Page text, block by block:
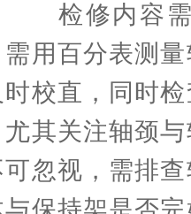
检修内容需
需用百分表测
时校直，同时
其关注轴颈
可忽视，需排